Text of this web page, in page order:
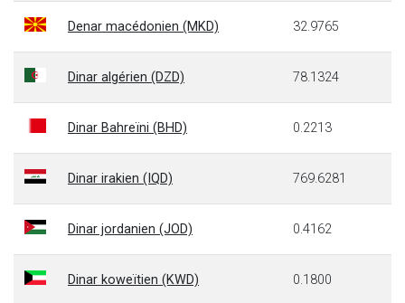
Denar macédonien (MKD) 32.9765
Dinar algérien (DZD) 78.1324
Dinar Bahreïni (BHD) 0.2213
Dinar irakien (IQD) 769.6281
Dinar jordanien (JOD) 0.4162
Dinar koweïtien (KWD) 0.1800